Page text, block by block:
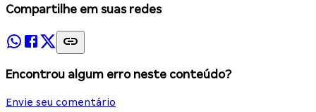
Compartilhe em suas redes
Encontrou algum erro neste conteúdo?
Envie seu comentário